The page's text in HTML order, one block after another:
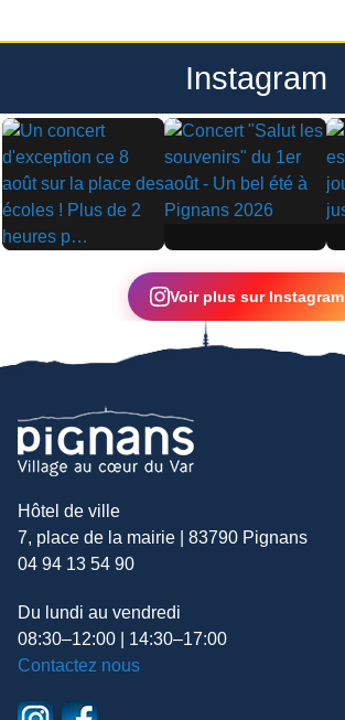
Instagram
▶
▶ ▶
Voir plus sur Instagram
Hôtel de ville
7, place de la mairie | 83790 Pignans
04 94 13 54 90
Du lundi au vendredi
08:30–12:00 | 14:30–17:00
Contactez nous